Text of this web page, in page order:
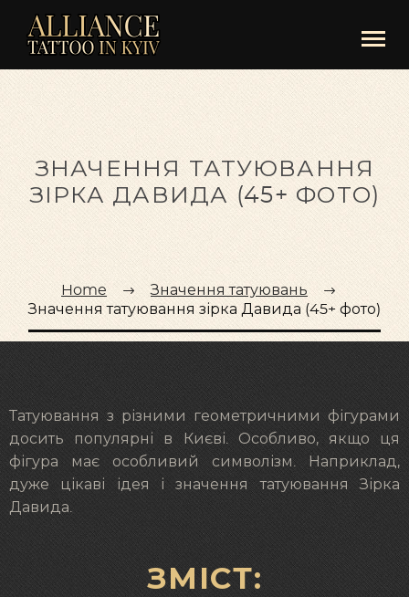
ЗНАЧЕННЯ ТАТУЮВАННЯ
ЗІРКА ДАВИДА (45+ ФОТО)
Home
Значення татуювань
Значення татуювання зірка Давида (45+ фото)
Татуювання з різними геометричними фігурами
досить популярні в Києві. Особливо, якщо ця
фігура має особливий символізм. Наприклад,
дуже цікаві ідея і значення татуювання Зірка
Давида.
ЗМІСТ: